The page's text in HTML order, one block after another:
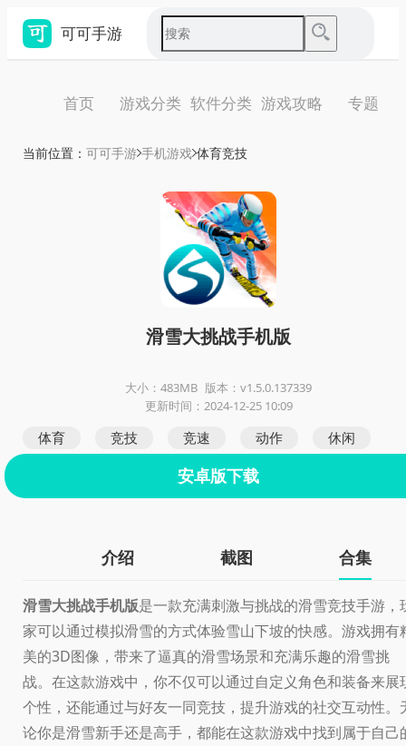
可可手游
首页 游戏分类 软件分类 游戏攻略 专题
当前位置： 可可手游 手机游戏 体育竞技
滑雪大挑战手机版
大小：483MB 版本：v1.5.0.137339
更新时间：2024-12-25 10:09
体育 竞技 竞速 动作 休闲
安卓版下载
介绍 截图 合集
滑雪大挑战手机版是一款充满刺激与挑战的滑雪竞技手游，
家可以通过模拟滑雪的方式体验雪山下坡的快感。游戏拥有
美的3D图像，带来了逼真的滑雪场景和充满乐趣的滑雪挑
战。在这款游戏中，你不仅可以通过自定义角色和装备来展
个性，还能通过与好友一同竞技，提升游戏的社交互动性。
论你是滑雪新手还是高手，都能在这款游戏中找到属于自己